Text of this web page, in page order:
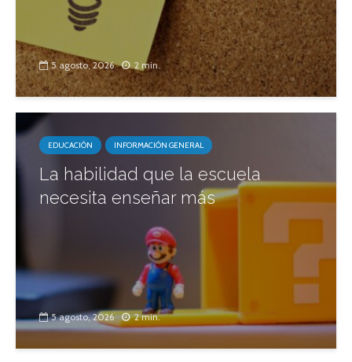
5 agosto, 2026 2 min.
EDUCACIÓN INFORMACIÓN GENERAL
La habilidad que la escuela
necesita enseñar más
5 agosto, 2026 2 min.